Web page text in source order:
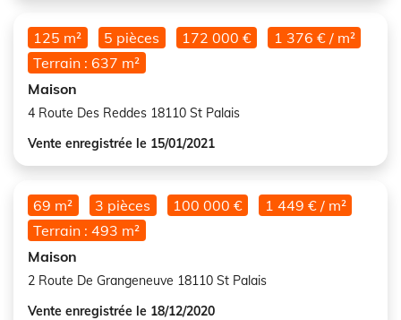
125 m² 5 pièces 172 000 €
1 376 € / m²
Terrain : 637 m²
Maison
4 Route Des Reddes 18110 St Palais
Vente enregistrée le 15/01/2021
69 m² 3 pièces 100 000 €
1 449 € / m²
Terrain : 493 m²
Maison
2 Route De Grangeneuve 18110 St Palais
Vente enregistrée le 18/12/2020